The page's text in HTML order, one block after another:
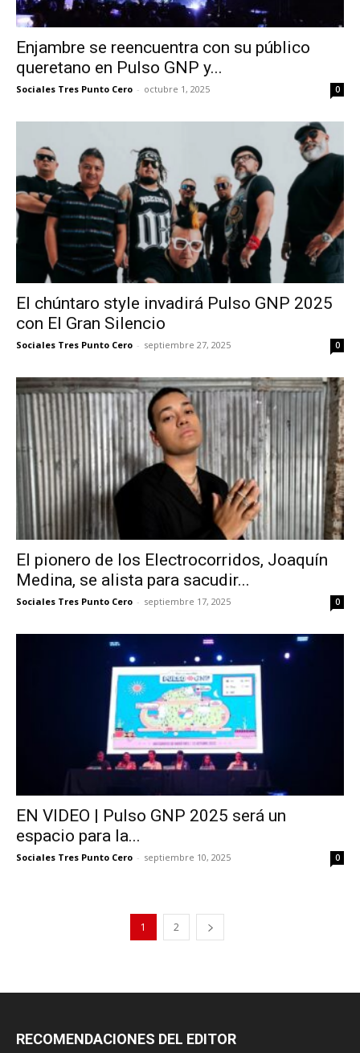
Enjambre se reencuentra con su público
queretano en Pulso GNP y...
Sociales Tres Punto Cero - octubre 1, 2025 0
El chúntaro style invadirá Pulso GNP 2025
con El Gran Silencio
Sociales Tres Punto Cero - septiembre 27, 2025 0
El pionero de los Electrocorridos, Joaquín
Medina, se alista para sacudir...
Sociales Tres Punto Cero - septiembre 17, 2025 0
EN VIDEO | Pulso GNP 2025 será un
espacio para la...
Sociales Tres Punto Cero - septiembre 10, 2025 0
1 2
RECOMENDACIONES DEL EDITOR